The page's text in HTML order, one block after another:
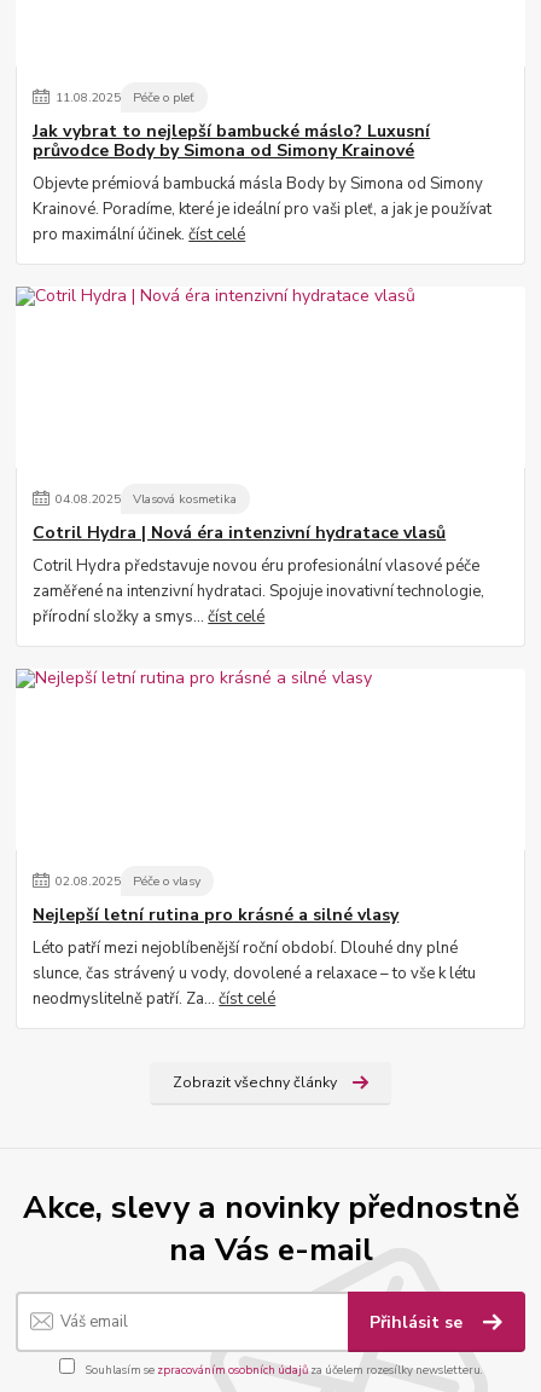
11.08.2025 Péče o pleť
Jak vybrat to nejlepší bambucké máslo? Luxusní
průvodce Body by Simona od Simony Krainové
Objevte prémiová bambucká másla Body by Simona od Simony
Krainové. Poradíme, které je ideální pro vaši pleť, a jak je používat
pro maximální účinek.číst celé
04.08.2025 Vlasová kosmetika
Cotril Hydra | Nová éra intenzivní hydratace vlasů
Cotril Hydra představuje novou éru profesionální vlasové péče
zaměřené na intenzivní hydrataci. Spojuje inovativní technologie,
přírodní složky a smys...číst celé
02.08.2025 Péče o vlasy
Nejlepší letní rutina pro krásné a silné vlasy
Léto patří mezi nejoblíbenější roční období. Dlouhé dny plné
slunce, čas strávený u vody, dovolené a relaxace – to vše k létu
neodmyslitelně patří. Za...číst celé
Zobrazit všechny články
Akce, slevy a novinky přednostně
na Vás e-mail
Přihlásit se
Souhlasím se zpracováním osobních údajůza účelem rozesílky newsletteru.